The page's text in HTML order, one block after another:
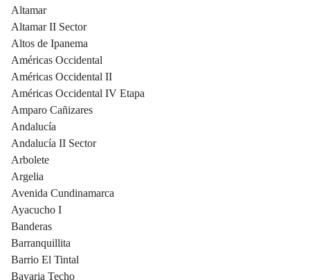
Altamar
Altamar II Sector
Altos de Ipanema
Américas Occidental
Américas Occidental II
Américas Occidental IV Etapa
Amparo Cañizares
Andalucía
Andalucía II Sector
Arbolete
Argelia
Avenida Cundinamarca
Ayacucho I
Banderas
Barranquillita
Barrio El Tintal
Bavaria Techo